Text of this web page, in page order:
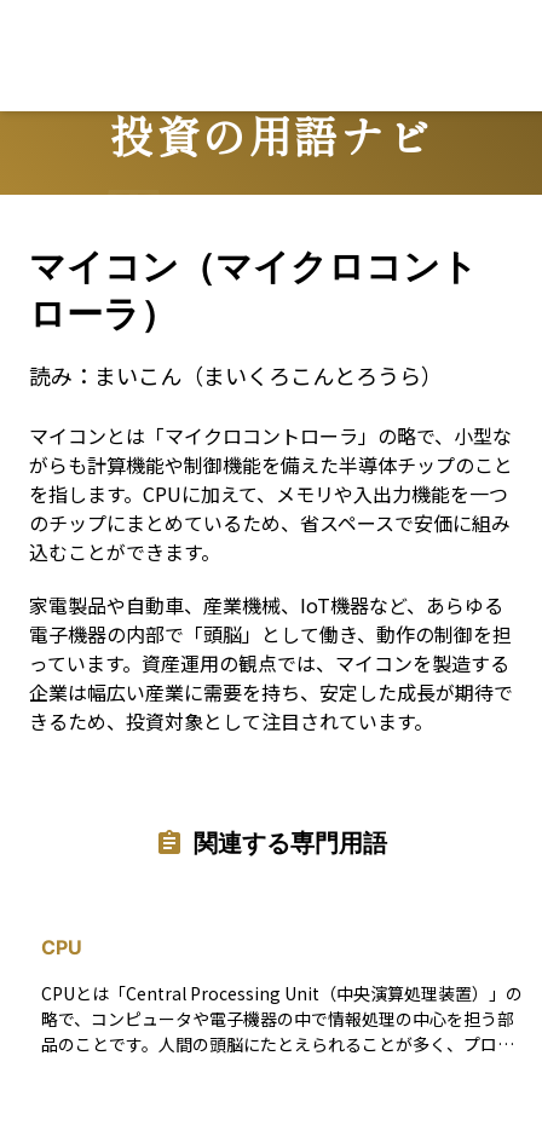
投資の用語ナビ
Terms
マイコン（マイクロコント
ローラ）
読み： まいこん（まいくろこんとろうら）
マイコンとは「マイクロコントローラ」の略で、小型な
がらも計算機能や制御機能を備えた半導体チップのこと
を指します。CPUに加えて、メモリや入出力機能を一つ
のチップにまとめているため、省スペースで安価に組み
込むことができます。
家電製品や自動車、産業機械、IoT機器など、あらゆる
電子機器の内部で「頭脳」として働き、動作の制御を担
っています。資産運用の観点では、マイコンを製造する
企業は幅広い産業に需要を持ち、安定した成長が期待で
きるため、投資対象として注目されています。
関連する専門用語
CPU
CPUとは「Central Processing Unit（中央演算処理装置）」の
略で、コンピュータや電子機器の中で情報処理の中心を担う部
品のことです。人間の頭脳にたとえられることが多く、プログ